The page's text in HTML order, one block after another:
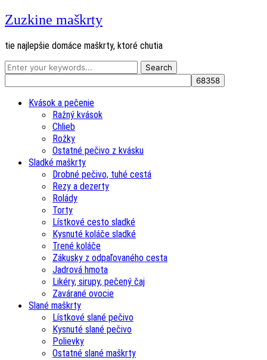
Zuzkine maškrty
tie najlepšie domáce maškrty, ktoré chutia
Kvások a pečenie
Ražný kvások
Chlieb
Rožky
Ostatné pečivo z kvásku
Sladké maškrty
Drobné pečivo, tuhé cestá
Rezy a dezerty
Rolády
Torty
Lístkové cesto sladké
Kysnuté koláče sladké
Trené koláče
Zákusky z odpaľovaného cesta
Jadrová hmota
Likéry, sirupy, pečený čaj
Zavárané ovocie
Slané maškrty
Lístkové slané pečivo
Kysnuté slané pečivo
Polievky
Ostatné slané maškrty